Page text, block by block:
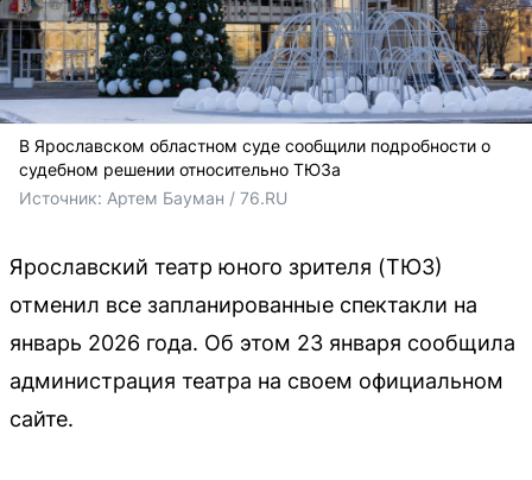
В Ярославском областном суде сообщили подробности о
судебном решении относительно ТЮЗа
Источник: Артем Бауман / 76.RU
Ярославский театр юного зрителя (ТЮЗ)
отменил все запланированные спектакли на
январь 2026 года. Об этом 23 января сообщила
администрация театра на своем официальном
сайте.